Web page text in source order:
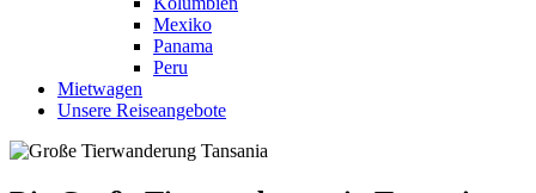
Mexiko
Panama
Peru
Mietwagen
Unsere Reiseangebote